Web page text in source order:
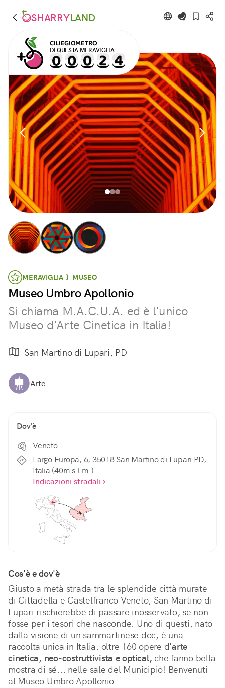
SHARRYLAND
CILIEGIOMETRO
DI QUESTA MERAVIGLIA
MERAVIGLIA } MUSEO
Museo Umbro Apollonio
Si chiama M.A.C.U.A. ed è l'unico
Museo d'Arte Cinetica in Italia!
San Martino di Lupari, PD
Arte
Dov'è
Veneto
Largo Europa, 6, 35018 San Martino di Lupari PD,
Italia (40m s.l.m.)
Indicazioni stradali
Cos'è e dov'è
Giusto a metà strada tra le splendide città murate
di Cittadella e Castelfranco Veneto, San Martino di
Lupari rischierebbe di passare inosservato, se non
fosse per i tesori che nasconde. Uno di questi, nato
dalla visione di un sammartinese doc, è una
raccolta unica in Italia: oltre 160 opere d'arte
cinetica, neo-costruttivista e optical, che fanno bella
mostra di sé... nelle sale del Municipio! Benvenuti
al Museo Umbro Apollonio.